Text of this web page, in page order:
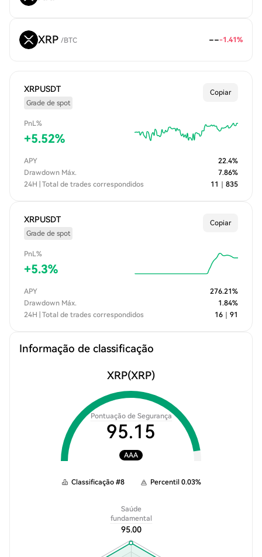
XRP /BTC ---1.41%
XRPUSDT
Grade de spot
Copiar
PnL%
+5.52%
APY 22.4%
Drawdown Máx.
7.86%
24H | Total de trades correspondidos
11 835
XRPUSDT
Grade de spot
Copiar
PnL%
+5.3%
APY 276.21%
Drawdown Máx.
1.84%
24H | Total de trades correspondidos
16 91
Informação de classificação
XRP(XRP)
Pontuação de Segurança
95.15
AAA
Classificação #8 Percentil 0.03%
Saúde
fundamental
95.00